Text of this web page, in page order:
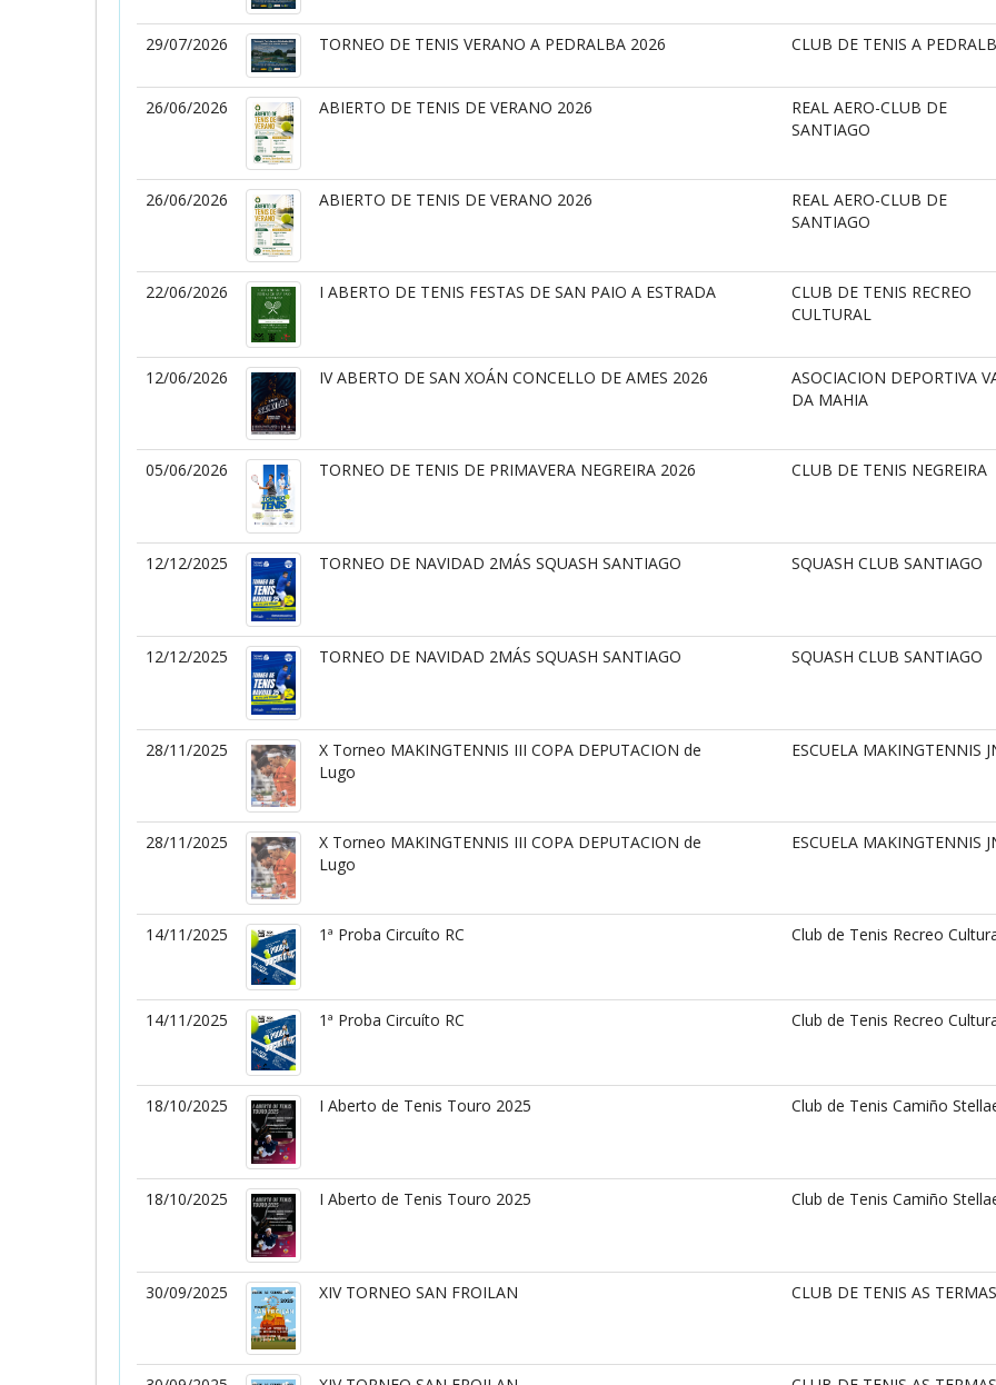
29/07/2026 TORNEO DE TENIS VERANO A PEDRALBA 2026 CLUB DE TENIS A
26/06/2026 ABIERTO DE TENIS DE VERANO 2026
REAL AERO-CLUB DE
SANTIAGO
26/06/2026 ABIERTO DE TENIS DE VERANO 2026
REAL AERO-CLUB DE
SANTIAGO
22/06/2026 I ABERTO DE TENIS FESTAS DE SAN PAIO A ESTRADA
CLUB DE TENIS RECREO
CULTURAL
12/06/2026 IV ABERTO DE SAN XOÁN CONCELLO DE AMES 2026
ASOCIACION DEPORTIVA
DA MAHIA
05/06/2026 TORNEO DE TENIS DE PRIMAVERA NEGREIRA 2026 CLUB DE TENIS NEGREIRA
12/12/2025 TORNEO DE NAVIDAD 2MÁS SQUASH SANTIAGO SQUASH CLUB SANTIAGO
12/12/2025 TORNEO DE NAVIDAD 2MÁS SQUASH SANTIAGO SQUASH CLUB SANTIAGO
28/11/2025
X Torneo MAKINGTENNIS III COPA DEPUTACION de
Lugo
ESCUELA MAKINGTENNIS
28/11/2025
X Torneo MAKINGTENNIS III COPA DEPUTACION de
Lugo
ESCUELA MAKINGTENNIS
14/11/2025 1ª Proba Circuíto RC Club de Tenis Recreo
14/11/2025 1ª Proba Circuíto RC Club de Tenis Recreo
18/10/2025 I Aberto de Tenis Touro 2025 Club de Tenis Camiño
18/10/2025 I Aberto de Tenis Touro 2025 Club de Tenis Camiño
30/09/2025 XIV TORNEO SAN FROILAN CLUB DE TENIS AS TERMAS